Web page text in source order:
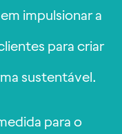
impulsionar a
para criar
sustentável.
para o